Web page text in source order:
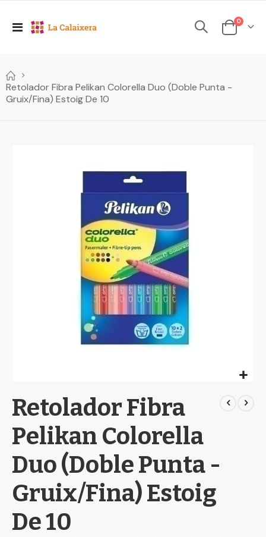
Toggle
Cesta
0elements
Retolador Fibra Pelikan Colorella Duo (Doble Punta -
Gruix/Fina) Estoig De 10
to
the
beginning
of
images
gallery
Retolador Fibra
Pelikan Colorella
Duo (Doble Punta -
Gruix/Fina) Estoig
De 10